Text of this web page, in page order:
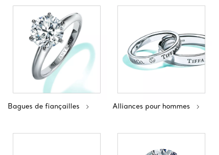
Bagues de fiançailles Alliances pour hommes